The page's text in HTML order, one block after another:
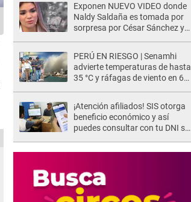
Exponen NUEVO VIDEO donde
Naldy Saldaña es tomada por
sorpresa por César Sánchez y
agarró la mano
PERÚ EN RIESGO | Senamhi
advierte temperaturas de hasta
35 °C y ráfagas de viento en 6
¡Atención afiliados! SIS otorga
beneficio económico y así
puedes consultar con tu DNI si